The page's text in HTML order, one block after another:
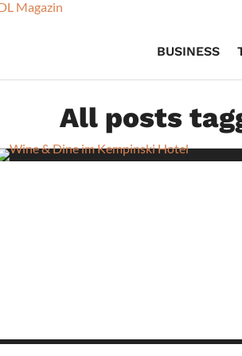
BUSINESS
All posts